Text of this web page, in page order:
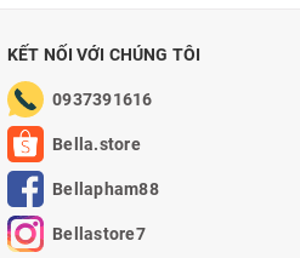
KẾT NỐI VỚI CHÚNG TÔI
0937391616
Bella.store
Bellapham88
Bellastore7